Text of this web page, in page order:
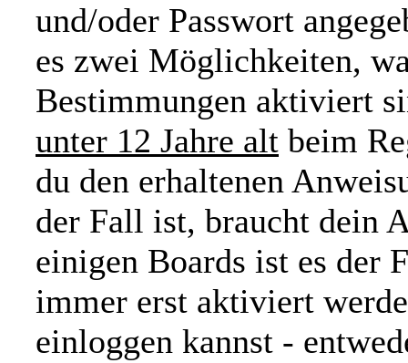
und/oder Passwort
es zwei Möglichkeiten,
Bestimmungen aktiviert
unter 12 Jahre alt beim
du den erhaltenen
der Fall ist, braucht dein
einigen Boards ist es der
immer erst aktiviert
einloggen kannst -